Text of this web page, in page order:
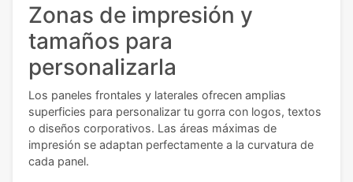
Zonas de impresión y
tamaños para
personalizarla
Los paneles frontales y laterales ofrecen amplias
superficies para personalizar tu gorra con logos, textos
o diseños corporativos. Las áreas máximas de
impresión se adaptan perfectamente a la curvatura de
cada panel.